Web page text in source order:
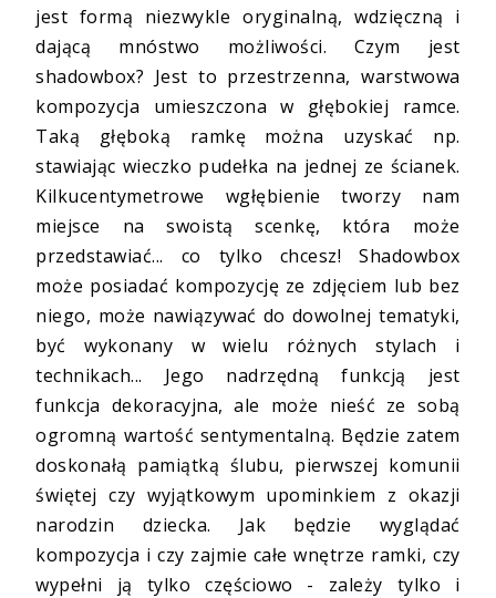
jest formą niezwykle oryginalną, wdzięczną i
dającą mnóstwo możliwości. Czym jest
shadowbox? Jest to przestrzenna, warstwowa
kompozycja umieszczona w głębokiej ramce.
Taką głęboką ramkę można uzyskać np.
stawiając wieczko pudełka na jednej ze ścianek.
Kilkucentymetrowe wgłębienie tworzy nam
miejsce na swoistą scenkę, która może
przedstawiać... co tylko chcesz! Shadowbox
może posiadać kompozycję ze zdjęciem lub bez
niego, może nawiązywać do dowolnej tematyki,
być wykonany w wielu różnych stylach i
technikach... Jego nadrzędną funkcją jest
funkcja dekoracyjna, ale może nieść ze sobą
ogromną wartość sentymentalną. Będzie zatem
doskonałą pamiątką ślubu, pierwszej komunii
świętej czy wyjątkowym upominkiem z okazji
narodzin dziecka. Jak będzie wyglądać
kompozycja i czy zajmie całe wnętrze ramki, czy
wypełni ją tylko częściowo - zależy tylko i